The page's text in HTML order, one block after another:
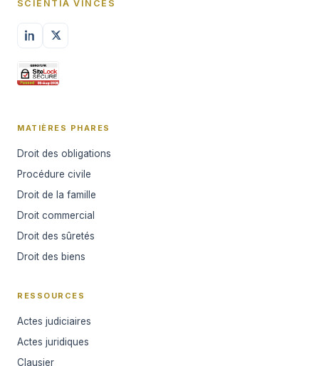
SCIENTIA VINCES
MATIÈRES PHARES
Droit des obligations
Procédure civile
Droit de la famille
Droit commercial
Droit des sûretés
Droit des biens
RESSOURCES
Actes judiciaires
Actes juridiques
Clausier